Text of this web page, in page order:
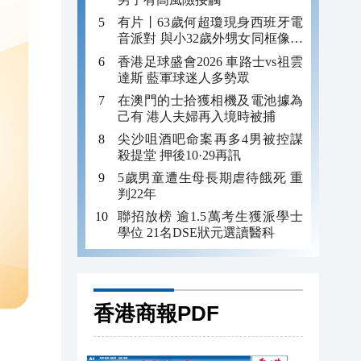
有片丨63歲何超瓊現身西班牙電
音派對 與小32歲外甥女同框像姐
妹
香港足球盛會2026 車路士vs祖雲
達斯 藍軍球迷人多勢眾
在澳門的士拾獲相機及電池據為
己有 港人夫婦再入境時被捕
尖沙咀酒吧命案再多4男被控謀
殺提堂 押後10·29再訊
5歲男童遭生母長期虐待餓死 重
判22年
聯招放榜 逾1.5萬考生獲派學士
學位 21名DSE狀元選讀醫科
香港商報PDF